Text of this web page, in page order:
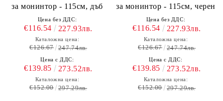
за монинтор - 115см, дъб
Цена без ДДС:
€116.54 227.93лв.
Каталожна цена:
€126.67 247.74лв.
Цена с ДДС:
€139.85 273.52лв.
Каталожна цена:
€152.00 297.29лв.
за монинтор - 115см, черен
Цена без ДДС:
€116.54 227.93лв.
Каталожна цена:
€126.67 247.74лв.
Цена с ДДС:
€139.85 273.52лв.
Каталожна цена:
€152.00 297.29лв.